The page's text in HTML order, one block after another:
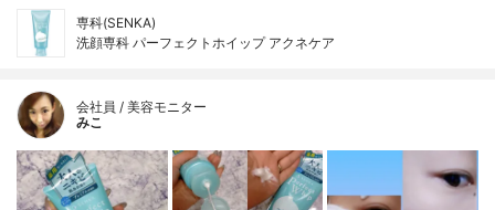
専科(SENKA)
洗顔専科 パーフェクトホイップ アクネケア
会社員 / 美容モニター
みこ